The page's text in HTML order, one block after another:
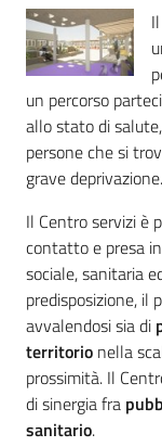
u
r
i
m
o
v
e
n
t
i
Seguici
un percorso
allo stato di
persone che si
grave deprivazione.
Il Centro servizi è
contatto e presa
sociale, sanitaria
predisposizione, il
avvalendosi sia di
territorio nella
prossimità. Il
di sinergia fra
sanitario.